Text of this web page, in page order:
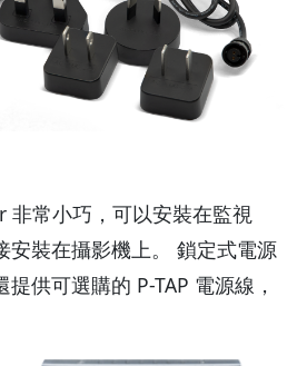
非常小巧，可以安裝在監視
安裝在攝影機上。 鎖定式電源
供可選購的 P-TAP 電源線，